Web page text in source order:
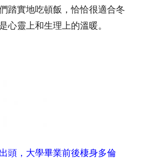
踏實地吃頓飯，恰恰很適合冬
心靈上和生理上的溫暖。
頭，大學畢業前後棲身多倫